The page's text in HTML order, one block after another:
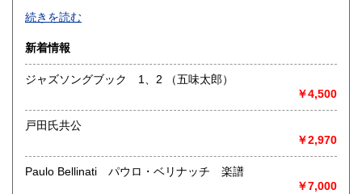
最寄駅：名古屋市営地下鉄鶴舞線
営業時間：12:00～18:00
定休日：火曜日定休(仕入れのため不定休となる場合がござい
書籍の買取について
美術関係、建築関係資料等扱っております。
また、江戸期からの古地図、刷り物など、視覚的に当時の様
続きを読む
新着情報
ジャズソングブック 1、2 （五味太郎）
￥4,500
戸田氏共公
￥2,970
Paulo Bellinati パウロ・ベリナッチ 楽譜
￥7,000